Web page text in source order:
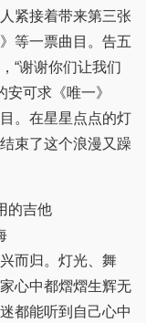
紧接着带来第三张
等一票曲目。告五
“谢谢你们让我们
可求《唯一》
。在星星点点的灯
束了这个浪漫又躁
的吉他
而归。灯光、舞
心中都熠熠生辉无
都能听到自己心中